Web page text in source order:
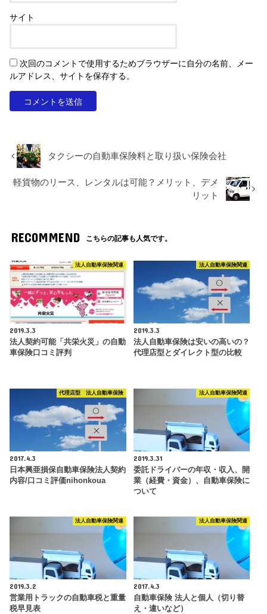
サイト
次回のコメントで使用するためブラウザーに自分の名前、メー
ルアドレス、サイトを保存する。
タクシーの自動車保険料と取り扱い保険会社
軽貨物のリース、レンタルは可能？メリット、デメ
リット
RECOMMEND こちらの記事も人気です。
法人自動車保険関連
2019.3.3
法人契約可能「共栄火災」の自動
車保険口コミ評判
法人自動車保険関連
2019.3.3
法人自動車保険は安いの高いの？
代理店型とダイレクト型の比較
代理店型 法人自動車保険
2017.4.3
日本興亜損保自動車保険法人契約
内容/口コミ評価nihonkoua
法人自動車保険関連
2019.3.31
委託ドライバーの年収・収入、開
業（経費・資金）、自動車保険に
ついて
法人自動車保険関連
2019.3.2
営業用トラックの自動車税と重量
税早見表
法人自動車保険関連
2017.4.3
自動車保険 法人と個人（切り替
え・違いなど）